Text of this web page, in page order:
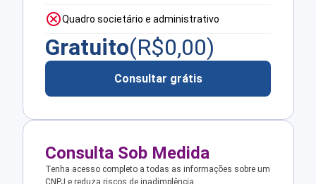
Quadro societário e administrativo
Gratuito(R$0,00)
Consultar grátis
Consulta Sob Medida
Tenha acesso completo a todas as informações sobre um
CNPJ e reduza riscos de inadimplência.